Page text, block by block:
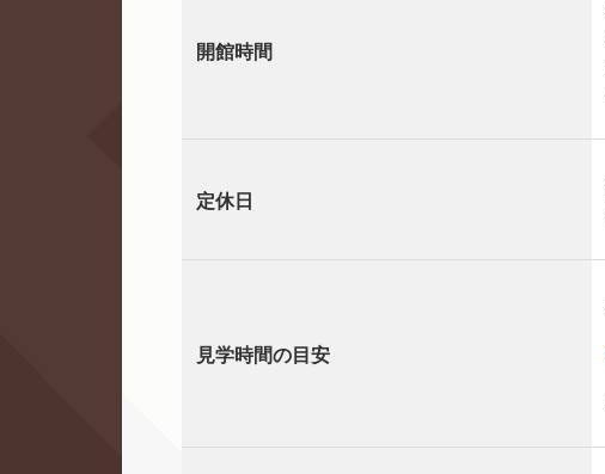
開館時間
定休日
見学時間の目安